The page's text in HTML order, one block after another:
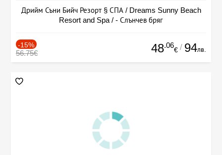
Дрийм Съни Бийч Резорт § СПА / Dreams Sunny Beach
Resort and Spa / - Слънчев бряг
-15%
56.75€ 48.06
€ / 94лв.